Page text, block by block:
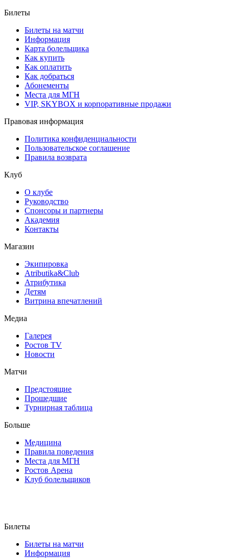
Билеты
Билеты на матчи
Информация
Карта болельщика
Как купить
Как оплатить
Как добраться
Абонементы
Места для МГН
VIP, SKYBOX и корпоративные продажи
Правовая информация
Политика конфиденциальности
Пользовательское соглашение
Правила возврата
Клуб
О клубе
Руководство
Спонсоры и партнеры
Академия
Контакты
Магазин
Экипировка
Atributika&Club
Атрибутика
Детям
Витрина впечатлений
Медиа
Галерея
Ростов TV
Новости
Матчи
Предстоящие
Прошедшие
Турнирная таблица
Больше
Медицина
Правила поведения
Места для МГН
Ростов Арена
Клуб болельщиков
Билеты
Билеты на матчи
Информация